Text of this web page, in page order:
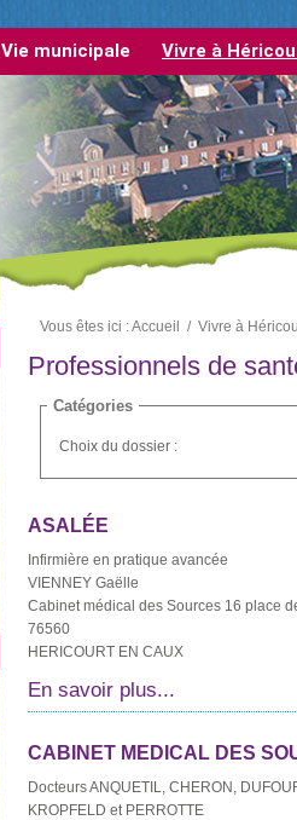
Vie municipale
Vivre à
Vous êtes ici :Accueil / Vivre à
Professionnels de
Catégories
Choix du dossier :
ASALÉE
Infirmière en pratique avancée
VIENNEY Gaëlle
Cabinet médical des Sources 16 place
76560
HERICOURT EN CAUX
En savoir plus...
CABINET MEDICAL DES
Docteurs ANQUETIL, CHERON,
KROPFELD et PERROTTE